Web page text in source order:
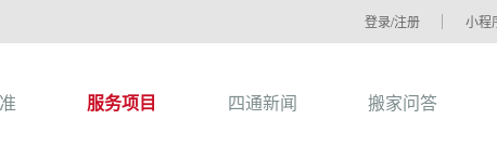
登录/注册 小程
服务项目 四通新闻 搬家问答